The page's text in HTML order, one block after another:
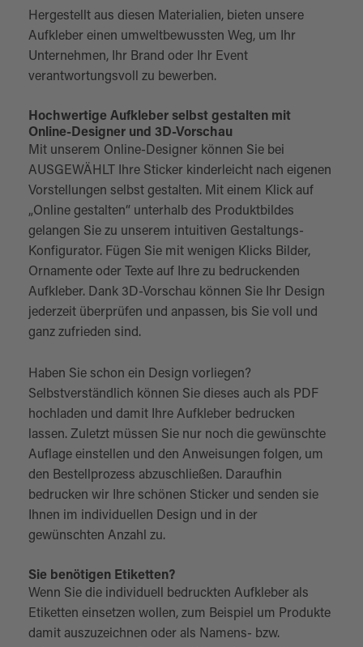
Hergestellt aus diesen Materialien, bieten unsere
Aufkleber einen umweltbewussten Weg, um Ihr
Unternehmen, Ihr Brand oder Ihr Event
verantwortungsvoll zu bewerben.
Hochwertige Aufkleber selbst gestalten mit
Online-Designer und 3D-Vorschau
Mit unserem Online-Designer können Sie bei
AUSGEWÄHLT Ihre Sticker kinderleicht nach eigenen
Vorstellungen selbst gestalten. Mit einem Klick auf
„Online gestalten“ unterhalb des Produktbildes
gelangen Sie zu unserem intuitiven Gestaltungs-
Konfigurator. Fügen Sie mit wenigen Klicks Bilder,
Ornamente oder Texte auf Ihre zu bedruckenden
Aufkleber. Dank 3D-Vorschau können Sie Ihr Design
jederzeit überprüfen und anpassen, bis Sie voll und
ganz zufrieden sind.
Haben Sie schon ein Design vorliegen?
Selbstverständlich können Sie dieses auch als PDF
hochladen und damit Ihre Aufkleber bedrucken
lassen. Zuletzt müssen Sie nur noch die gewünschte
Auflage einstellen und den Anweisungen folgen, um
den Bestellprozess abzuschließen. Daraufhin
bedrucken wir Ihre schönen Sticker und senden sie
Ihnen im individuellen Design und in der
gewünschten Anzahl zu.
Sie benötigen Etiketten?
Wenn Sie die individuell bedruckten Aufkleber als
Etiketten einsetzen wollen, zum Beispiel um Produkte
damit auszuzeichnen oder als Namens- bzw.